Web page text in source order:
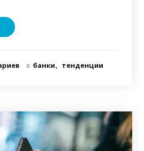
в банки тенденции